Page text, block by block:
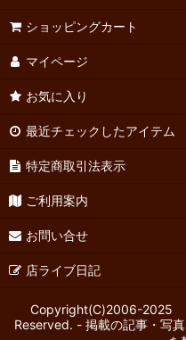
ショッピングカート
マイページ
お気に入り
最近チェックしたアイテム
特定商取引法表示
ご利用案内
お問い合せ
店ライブ日記
Copyright(C)2006-2025
Reserved. - 掲載の記事・写